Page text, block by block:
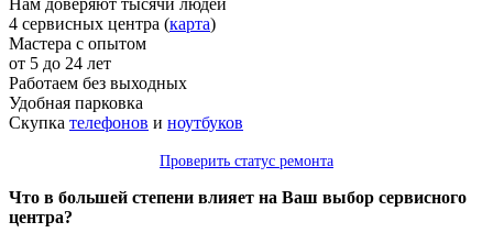
Нам доверяют тысячи людей
4 сервисных центра (карта)
Мастера с опытом
от 5 до 24 лет
Работаем без выходных
Удобная парковка
Скупка телефонов и ноутбуков
Проверить статус ремонта
Что в большей степени влияет на Ваш выбор сервисного
центра?